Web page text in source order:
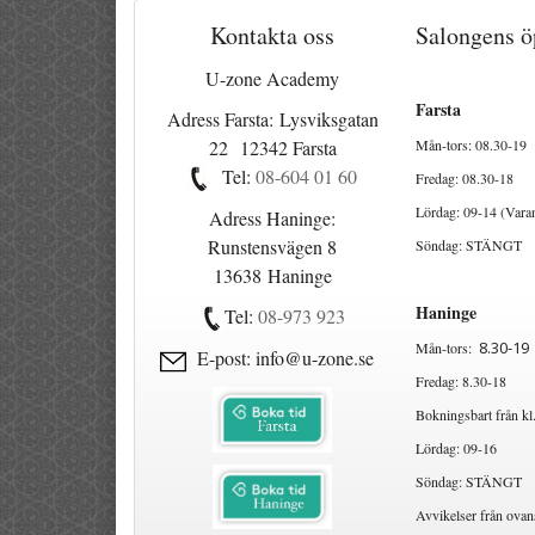
Kontakta oss
U-zone Academy
Adress Farsta: Lysviksgatan
22 12342 Farsta
Tel: 08-604 01 60
Adress Haninge:
Runstensvägen 8
13638 Haninge
Tel: 08-973 923
E-post: info@u-zone.se
Salongens
Farsta
Mån-tors: 08.30-19
Fredag: 08.30-18
Lördag: 09-14
Söndag: STÄNGT
Haninge
Mån-tors: 8.30-19
Fredag: 8.30-18
Bokningsbart från
Lördag: 09-16
Söndag: STÄNGT
Avvikelser från